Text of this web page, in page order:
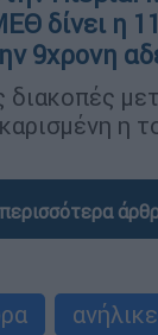
δίνει η
9χρονη
διακοπές
η
περισσότερα